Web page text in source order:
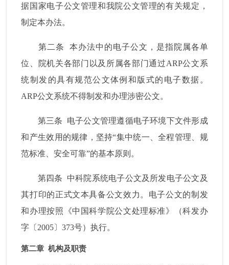
据国家电子公文管理和我院公文管理的有关规定，
制定本办法。
第二条
本办法中的电子公文，是指院属各单
位、院机关各部门以及所属各部门通过ARP公文系
统制发的具有规范公文体例和版式的电子数据。
ARP公文系统不得制发和办理涉密公文。
第三条
电子公文管理遵循电子环境下文件形成
和产生效用的规律，坚持“集中统一、全程管理、规
范标准、安全可靠”的基本原则。
第四条
中科院系统电子公文及所发电子公文及
其打印的正式文本具备公文效力。电子公文的制发
和办理按照《中国科学院公文处理标准》（科发办
字〔 2005〕373号）执行。
第二章 机构及职责